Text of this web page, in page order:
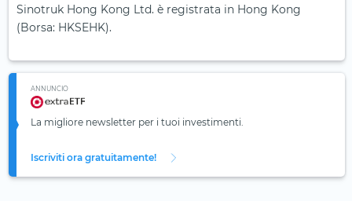
Sinotruk Hong Kong Ltd. è registrata in Hong Kong
(Borsa: HKSEHK).
ANNUNCIO
La migliore newsletter per i tuoi investimenti.
Iscriviti ora gratuitamente!